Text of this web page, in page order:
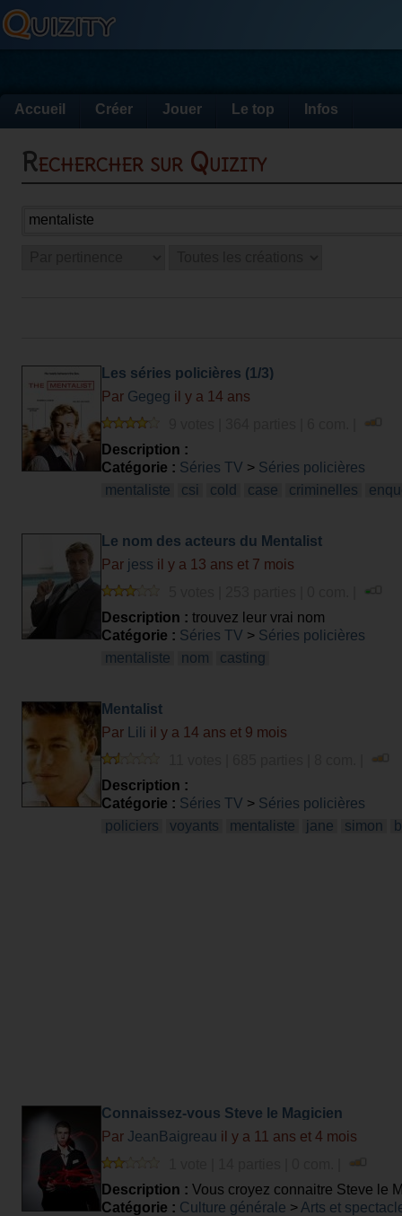
Accueil Créer Jouer Le top Infos
Rechercher sur Quizity
Les séries policières (1/3)
Par Gegeg il y a 14 ans
Description :
Catégorie : Séries TV > Séries policières
mentaliste
csi cold case criminelles
Le nom des acteurs du Mentalist
Par jess il y a 13 ans et 7 mois
Description : trouvez leur vrai nom
Catégorie : Séries TV > Séries policières
mentaliste
nom casting
Mentalist
Par
Lili il y a 14 ans et 9 mois
Description :
Catégorie : Séries TV > Séries policières
policiers
voyants mentaliste jane simon
Connaissez-vous Steve le Magicien
Par JeanBaigreau il y a 11 ans et 4 mois
Description : Vous croyez connaitre Steve le
connaissez vraiment.
Catégorie : Culture générale > Arts et